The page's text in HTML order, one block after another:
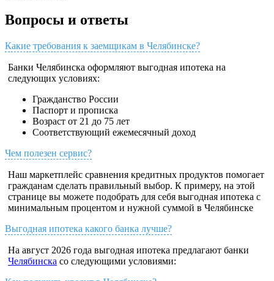
Вопросы и ответы
Какие требования к заемщикам в Челябинске?
Банки Челябинска оформляют выгодная ипотека на
следующих условиях:
Гражданство России
Паспорт и прописка
Возраст от 21 до 75 лет
Соответствующий ежемесячный доход
Чем полезен сервис?
Наш маркетплейс сравнения кредитных продуктов помогает
гражданам сделать правильный выбор. К примеру, на этой
странице вы можете подобрать для себя выгодная ипотека с
минимальным процентом и нужной суммой в Челябинске
Выгодная ипотека какого банка лучше?
На август 2026 года выгодная ипотека предлагают банки
Челябинска со следующими условиями: